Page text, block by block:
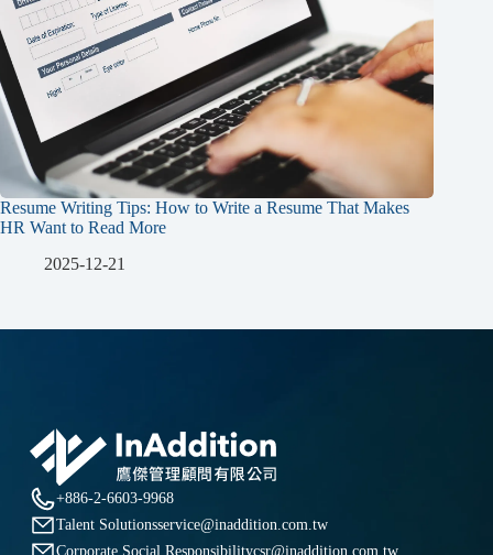
Resume Writing Tips: How to Write a Resume That Makes
HR Want to Read More
2025-12-21
+886-2-6603-9968
Talent Solutionsservice@inaddition.com.tw
Corporate Social Responsibilitycsr@inaddition.com.tw